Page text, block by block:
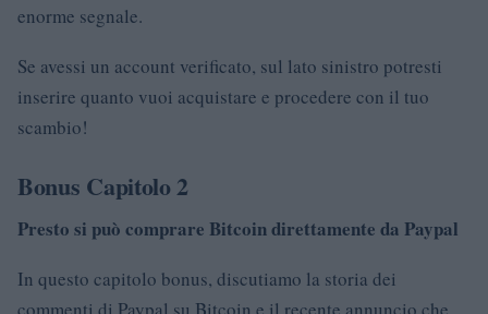
enorme segnale.
Se avessi un account verificato, sul lato sinistro potresti
inserire quanto vuoi acquistare e procedere con il tuo
scambio!
Bonus Capitolo 2
Presto si può comprare Bitcoin direttamente da Paypal
In questo capitolo bonus, discutiamo la storia dei